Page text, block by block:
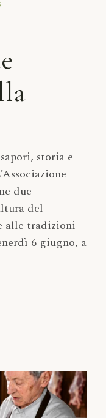
storia e
due
del
alle tradizioni
6 giugno, a